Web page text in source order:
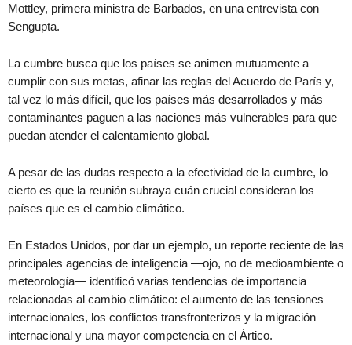
Mottley, primera ministra de Barbados, en una entrevista con
Sengupta.
La cumbre busca que los países se animen mutuamente a
cumplir con sus metas, afinar las reglas del Acuerdo de París y,
tal vez lo más difícil, que los países más desarrollados y más
contaminantes paguen a las naciones más vulnerables para que
puedan atender el calentamiento global.
A pesar de las dudas respecto a la efectividad de la cumbre, lo
cierto es que la reunión subraya cuán crucial consideran los
países que es el cambio climático.
En Estados Unidos, por dar un ejemplo, un reporte reciente de las
principales agencias de inteligencia —ojo, no de medioambiente o
meteorología— identificó varias tendencias de importancia
relacionadas al cambio climático: el aumento de las tensiones
internacionales, los conflictos transfronterizos y la migración
internacional y una mayor competencia en el Ártico.